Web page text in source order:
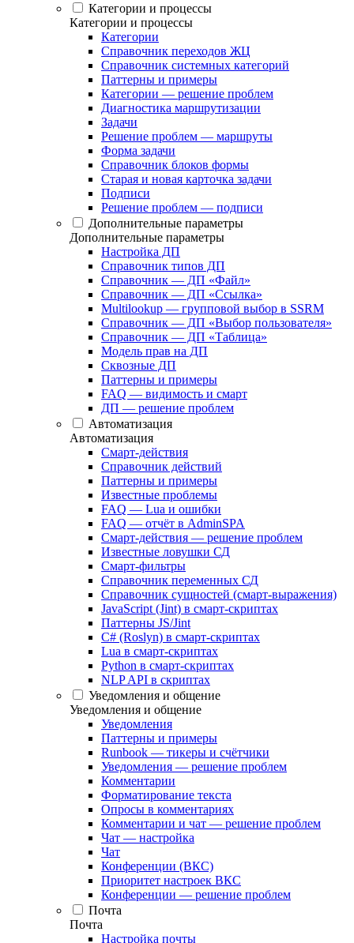
Категории и процессы
Категории и процессы
Категории
Справочник переходов ЖЦ
Справочник системных категорий
Паттерны и примеры
Категории — решение проблем
Диагностика маршрутизации
Задачи
Решение проблем — маршруты
Форма задачи
Справочник блоков формы
Старая и новая карточка задачи
Подписи
Решение проблем — подписи
Дополнительные параметры
Дополнительные параметры
Настройка ДП
Справочник типов ДП
Справочник — ДП «Файл»
Справочник — ДП «Ссылка»
Multilookup — групповой выбор в SSRM
Справочник — ДП «Выбор пользователя»
Справочник — ДП «Таблица»
Модель прав на ДП
Сквозные ДП
Паттерны и примеры
FAQ — видимость и смарт
ДП — решение проблем
Автоматизация
Автоматизация
Смарт-действия
Справочник действий
Паттерны и примеры
Известные проблемы
FAQ — Lua и ошибки
FAQ — отчёт в AdminSPA
Смарт-действия — решение проблем
Известные ловушки СД
Смарт-фильтры
Справочник переменных СД
Справочник сущностей (смарт-выражения)
JavaScript (Jint) в смарт-скриптах
Паттерны JS/Jint
C# (Roslyn) в смарт-скриптах
Lua в смарт-скриптах
Python в смарт-скриптах
NLP API в скриптах
Уведомления и общение
Уведомления и общение
Уведомления
Паттерны и примеры
Runbook — тикеры и счётчики
Уведомления — решение проблем
Комментарии
Форматирование текста
Опросы в комментариях
Комментарии и чат — решение проблем
Чат — настройка
Чат
Конференции (ВКС)
Приоритет настроек ВКС
Конференции — решение проблем
Почта
Почта
Настройка почты